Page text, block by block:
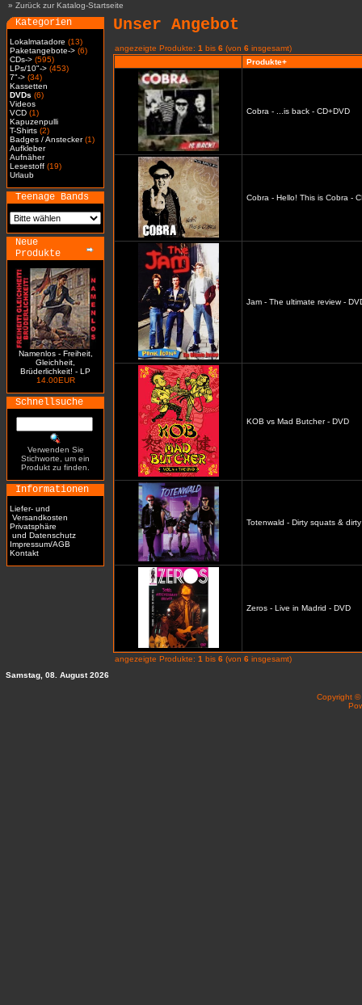
» Zurück zur Katalog-Startseite
Kategorien
Lokalmatadore (13)
Paketangebote-> (6)
CDs-> (595)
LPs/10"-> (453)
7"-> (34)
Kassetten
DVDs (6)
Videos
VCD (1)
Kapuzenpulli
T-Shirts (2)
Badges / Anstecker(1)
Aufkleber
Aufnäher
Lesestoff (19)
Urlaub
Teenage Bands
Neue
Produkte
Namenlos - Freiheit,
Gleichheit,
Brüderlichkeit! - LP
14.00EUR
Schnellsuche
Verwenden Sie
Stichworte, um ein
Produkt zu finden.
Informationen
Liefer- und
Versandkosten
Privatsphäre
und Datenschutz
Impressum/AGB
Kontakt
Unser Angebot
angezeigte Produkte: 1 bis 6 (von 6 insgesamt)
Produkte+
Cobra - ...is back - CD+DVD
Cobra - Hello! This is Cobra -
Jam - The ultimate review -
KOB vs Mad Butcher - DVD
Totenwald - Dirty squats &
Zeros - Live in Madrid - DVD
angezeigte Produkte: 1 bis 6 (von 6 insgesamt)
Samstag, 08. August 2026
Copyright